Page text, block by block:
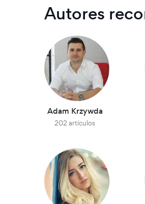
Autores
Adam Krzywda
202 artículos